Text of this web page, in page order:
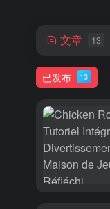
文章 13
已发布 13